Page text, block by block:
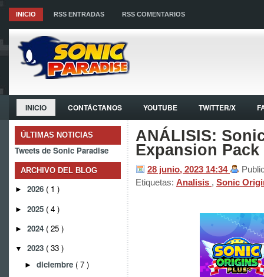
INICIO RSS ENTRADAS RSS COMENTARIOS
INICIO CONTÁCTANOS YOUTUBE TWITTER/X
ÚLTIMAS NOTICIAS
Tweets de Sonic Paradise
ARCHIVO DEL BLOG
► 2026 ( 1 )
► 2025 ( 4 )
► 2024 ( 25 )
▼ 2023 ( 33 )
► diciembre ( 7 )
ANÁLISIS:
Expansion Pack
28 junio, 2023 14:34
Etiquetas: Analisis , Sonic